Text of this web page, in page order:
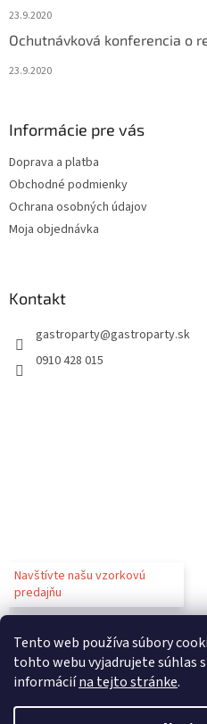
Tento web používa súbory
tohto webu vyjadrujete súhlas
informáciína tejto stránke.
23.9.2020
Ochutnávková konferencia o
23.9.2020
Informácie pre vás
Doprava a platba
Obchodné podmienky
Ochrana osobných údajov
Moja objednávka
Kontakt
gastroparty@gastroparty.sk
0910 428 015
Navštívte našu vzorkovú
predajňu